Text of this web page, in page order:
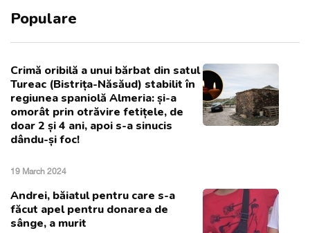
Populare
Crimă oribilă a unui bărbat din satul
Tureac (Bistrița-Năsăud) stabilit în
regiunea spaniolă Almeria: și-a
omorât prin otrăvire fetițele, de
doar 2 și 4 ani, apoi s-a sinucis
dându-și foc!
19 March 2024
Andrei, băiatul pentru care s-a
făcut apel pentru donarea de
sânge, a murit